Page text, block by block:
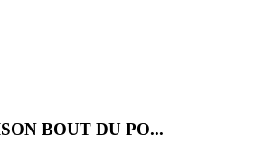
BOUT DU PO...